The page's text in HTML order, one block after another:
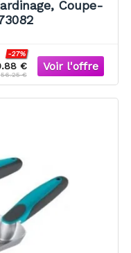
Coupe-
€
-27%
56.25 €